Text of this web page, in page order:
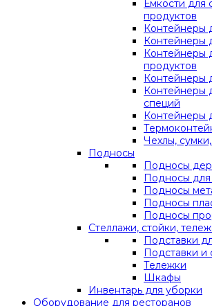
Емкости для
продуктов
Контейнеры
Контейнеры
Контейнеры
продуктов
Контейнеры
Контейнеры
специй
Контейнеры
Чехлы,
Подносы
Подносы
Подносы
Подносы
Подносы
Подносы
Стеллажи, стойки,
Подставки
Подставки и
Тележки
Шкафы
Инвентарь для уборки
Оборудование для ресторанов